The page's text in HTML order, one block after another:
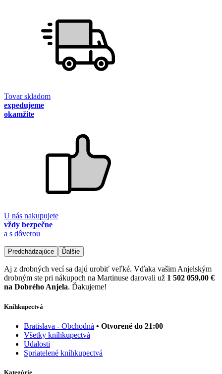
Tovar skladom
expedujeme
okamžite
U nás nakupujete
vždy bezpečne
a s dôverou
Predchádzajúce Ďalšie
Aj z drobných vecí sa dajú urobiť veľké. Vďaka vašim Anjelským
drobným ste pri nákupoch na Martinuse darovali už 1 502 059,00 €
na Dobrého Anjela. Ďakujeme!
Kníhkupectvá
Bratislava - Obchodná • Otvorené do 21:00
Všetky kníhkupectvá
Udalosti
Spriatelené kníhkupectvá
Kategórie